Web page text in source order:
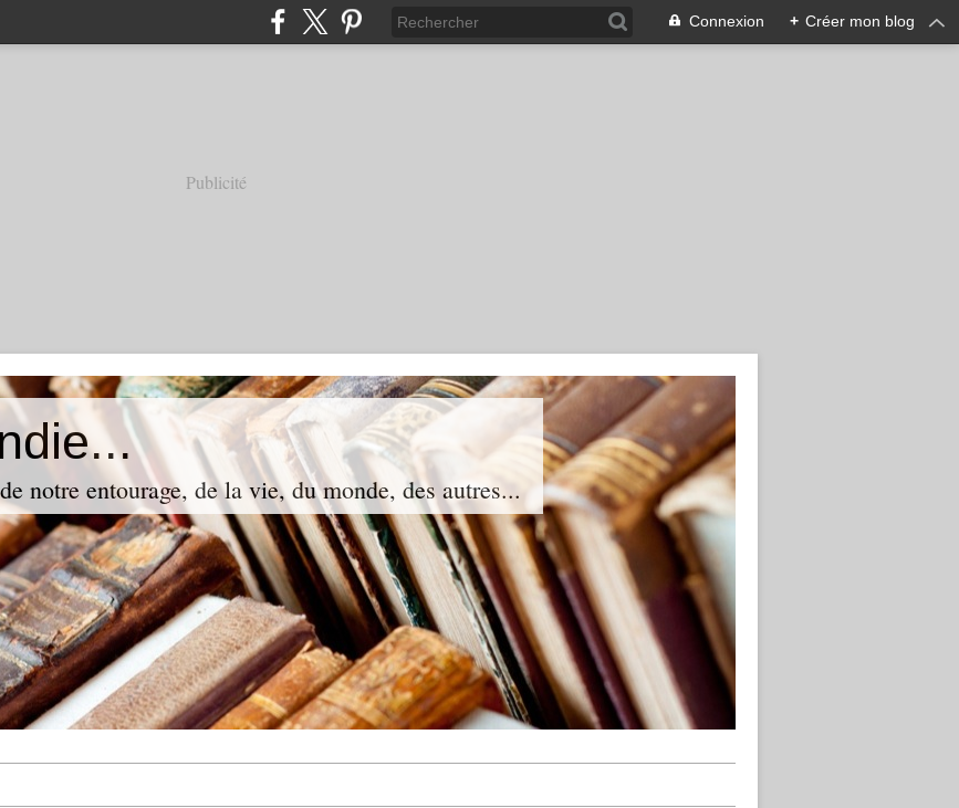
Connexion + Créer mon blog
Publicité
notre entourage, de la vie, du monde, des autres...